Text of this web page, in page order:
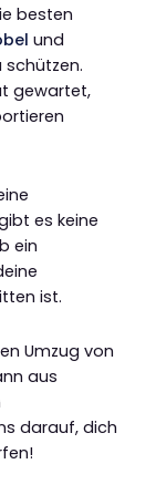
besten
und
gewartet,
es keine
ein
ist.
Umzug von
aus
darauf, dich